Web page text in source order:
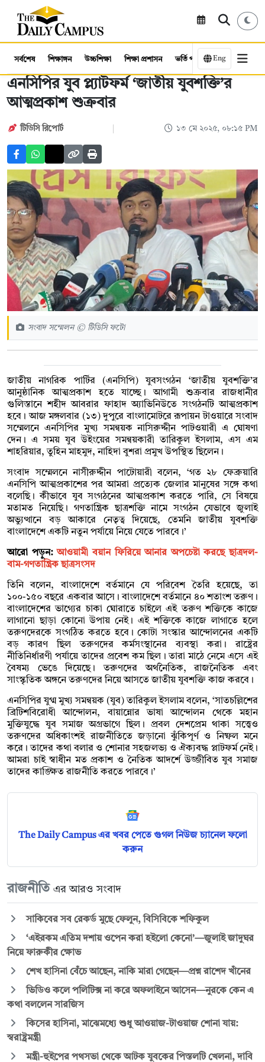
সর্বশেষ শিক্ষাঙ্গন উচ্চশিক্ষা শিক্ষা প্রশাসন ভর্তি পরীক্ষা কর্মসংস্থান
Eng
এনসিপির যুব প্ল্যাটফর্ম ‘জাতীয় যুবশক্তি’র
আত্মপ্রকাশ শুক্রবার
টিডিসি রিপোর্ট ১৩ মে ২০২৫, ০৮:১৫ PM
সংবাদ সম্মেলন © টিডিসি ফটো
জাতীয় নাগরিক পার্টির (এনসিপি) যুবসংগঠন ‘জাতীয় যুবশক্তি’র
আনুষ্ঠানিক আত্মপ্রকাশ হতে যাচ্ছে। আগামী শুক্রবার রাজধানীর
গুলিস্তানে শহীদ আবরার ফাহাদ অ্যাভিনিউতে সংগঠনটি আত্মপ্রকাশ
হবে। আজ মঙ্গলবার (১৩) দুপুরে বাংলামোটরে রূপায়ন টাওয়ারে সংবাদ
সম্মেলনে এনসিপির মুখ্য সমন্বয়ক নাসিরুদ্দীন পাটওয়ারী এ ঘোষণা
দেন। এ সময় যুব উইংয়ের সমন্বয়কারী তারিকুল ইসলাম, এস এম
শাহরিয়ার, তুহিন মাহমুদ, নাহিদা বুশরা প্রমুখ উপস্থিত ছিলেন।
সংবাদ সম্মেলনে নাসীরুদ্দীন পাটোয়ারী বলেন, ‘গত ২৮ ফেব্রুয়ারি
এনসিপি আত্মপ্রকাশের পর আমরা প্রত্যেক জেলার মানুষের সঙ্গে কথা
বলেছি। কীভাবে যুব সংগঠনের আত্মপ্রকাশ করতে পারি, সে বিষয়ে
মতামত নিয়েছি। গণতান্ত্রিক ছাত্রশক্তি নামে সংগঠন যেভাবে জুলাই
অভ্যুত্থানে বড় আকারে নেতৃত্ব দিয়েছে, তেমনি জাতীয় যুবশক্তি
বাংলাদেশে একটি নতুন পর্যায়ে নিয়ে যেতে পারবে।’
আরো পড়ুন:আওয়ামী বয়ান ফিরিয়ে আনার অপচেষ্টা করছে ছাত্রদল-
বাম-গণতান্ত্রিক ছাত্রসংসদ
তিনি বলেন, বাংলাদেশে বর্তমানে যে পরিবেশ তৈরি হয়েছে, তা
১০০-১৫০ বছরে একবার আসে। বাংলাদেশে বর্তমানে ৪০ শতাংশ তরুণ।
বাংলাদেশের ভাগ্যের চাকা ঘোরাতে চাইলে এই তরুণ শক্তিকে কাজে
লাগানো ছাড়া কোনো উপায় নেই। এই শক্তিকে কাজে লাগাতে হলে
তরুণদেরকে সংগঠিত করতে হবে। কোটা সংস্কার আন্দোলনের একটি
বড় কারণ ছিল তরুণদের কর্মসংস্থানের ব্যবস্থা করা। রাষ্ট্রের
নীতিনির্ধারণী পর্যায়ে তাদের প্রবেশ কম ছিল। তারা মাঠে নেমে এসে এই
বৈষম্য ভেঙে দিয়েছে। তরুণদের অর্থনৈতিক, রাজনৈতিক এবং
সাংস্কৃতিক অঙ্গনে তরুণদের নিয়ে আসতে জাতীয় যুবশক্তি কাজ করবে।
এনসিপির যুগ্ম মুখ্য সমন্বয়ক (যুব) তারিকুল ইসলাম বলেন, ‘সাতচল্লিশের
ব্রিটিশবিরোধী আন্দোলন, বায়ান্নোর ভাষা আন্দোলন থেকে মহান
মুক্তিযুদ্ধে যুব সমাজ অগ্রভাগে ছিল। প্রবল দেশপ্রেম থাকা সত্ত্বেও
তরুণদের অধিকাংশই রাজনীতিতে জড়ানো ঝুঁকিপূর্ণ ও নিষ্ফল মনে
করে। তাদের কথা বলার ও শোনার সহজলভ্য ও ঐক্যবদ্ধ প্লাটফর্ম নেই।
আমরা চাই স্বাধীন মত প্রকাশ ও নৈতিক আদর্শে উজ্জীবিত যুব সমাজ
তাদের কাঙ্ক্ষিত রাজনীতি করতে পারবে।’
The Daily Campus এর খবর পেতে গুগল নিউজ চ্যানেল ফলো
করুন
রাজনীতি এর আরও সংবাদ
সাকিবের সব রেকর্ড মুছে ফেলুন, বিসিবিকে শফিকুল
‘এইরকম এতিম দশায় ওপেন করা হইলো কেনো’—জুলাই জাদুঘর
নিয়ে ফারুকীর ক্ষোভ
শেখ হাসিনা বেঁচে আছেন, নাকি মারা গেছেন—প্রশ্ন রাশেদ খাঁনের
ভিডিও কলে পলিটিক্স না করে অফলাইনে আসেন—নুরকে কেন এ
কথা বললেন সারজিস
কিসের হাসিনা, মাঝেমধ্যে শুধু আওয়াজ-টাওয়াজ শোনা যায়:
স্বরাষ্ট্রমন্ত্রী
মন্ত্রী-হুইপের পথসভা থেকে আটক যুবকের পিস্তলটি খেলনা, দাবি